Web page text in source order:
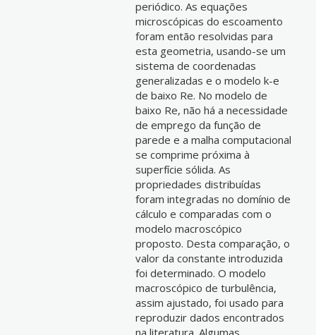
periódico. As equações
microscópicas do escoamento
foram então resolvidas para
esta geometria, usando-se um
sistema de coordenadas
generalizadas e o modelo k-e
de baixo Re. No modelo de
baixo Re, não há a necessidade
de emprego da função de
parede e a malha computacional
se comprime próxima à
superfície sólida. As
propriedades distribuídas
foram integradas no domínio de
cálculo e comparadas com o
modelo macroscópico
proposto. Desta comparação, o
valor da constante introduzida
foi determinado. O modelo
macroscópico de turbulência,
assim ajustado, foi usado para
reproduzir dados encontrados